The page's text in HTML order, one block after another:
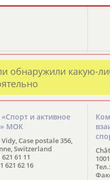
обнаружили какую-
и активное
МОК
Case postale 356,
Switzerland
61 11
621 62 16